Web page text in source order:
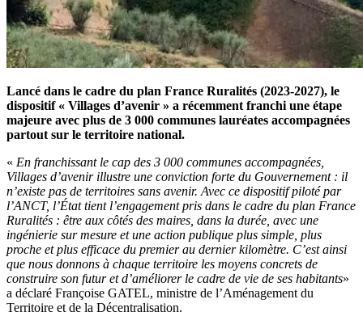
Lancé dans le cadre du plan France Ruralités (2023-2027), le
dispositif « Villages d’avenir » a récemment franchi une étape
majeure avec plus de 3 000 communes lauréates accompagnées
partout sur le territoire national.
« En franchissant le cap des 3 000 communes accompagnées,
Villages d’avenir illustre une conviction forte du Gouvernement : il
n’existe pas de territoires sans avenir. Avec ce dispositif piloté par
l’ANCT, l’État tient l’engagement pris dans le cadre du plan France
Ruralités : être aux côtés des maires, dans la durée, avec une
ingénierie sur mesure et une action publique plus simple, plus
proche et plus efficace du premier au dernier kilomètre. C’est ainsi
que nous donnons à chaque territoire les moyens concrets de
construire son futur et d’améliorer le cadre de vie de ses habitants»
a déclaré Françoise GATEL, ministre de l’Aménagement du
Territoire et de la Décentralisation.